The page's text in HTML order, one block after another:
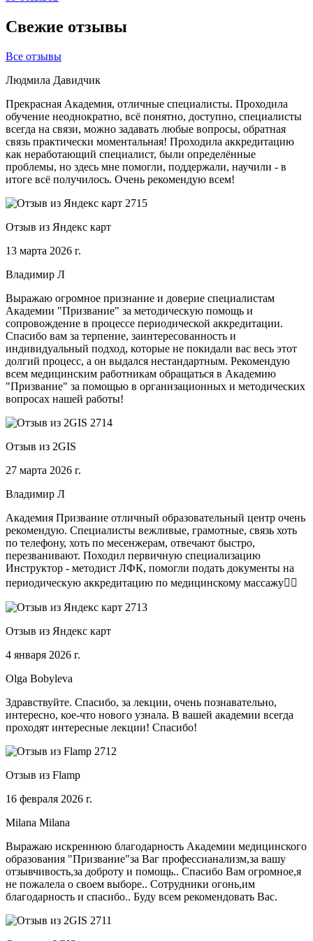
Свежие отзывы
Все отзывы
Людмила Давидчик
Прекрасная Академия, отличные специалисты. Проходила
обучение неоднократно, всё понятно, доступно, специалисты
всегда на связи, можно задавать любые вопросы, обратная
связь практически моментальная! Проходила аккредитацию
как неработающий специалист, были определённые
проблемы, но здесь мне помогли, поддержали, научили - в
итоге всё получилось. Очень рекомендую всем!
Отзыв из Яндекс карт
13 марта 2026 г.
Владимир Л
Выражаю огромное признание и доверие специалистам
Академии "Призвание" за методическую помощь и
сопровождение в процессе периодической аккредитации.
Спасибо вам за терпение, заинтересованность и
индивидуальный подход, которые не покидали вас весь этот
долгий процесс, а он выдался нестандартным. Рекомендую
всем медицинским работникам обращаться в Академию
"Призвание" за помощью в организационных и методических
вопросах нашей работы!
Отзыв из 2GIS
27 марта 2026 г.
Владимир Л
Академия Призвание отличный образовательный центр очень
рекомендую. Специалисты вежливые, грамотные, связь хоть
по телефону, хоть по месенжерам, отвечают быстро,
перезванивают. Походил первичную специализацию
Инструктор - методист ЛФК, помогли подать документы на
периодическую аккредитацию по медицинскому массажу🧑‍⚕️
Отзыв из Яндекс карт
4 января 2026 г.
Olga Bobyleva
Здравствуйте. Спасибо, за лекции, очень познавательно,
интересно, кое-что нового узнала. В вашей академии всегда
проходят интересные лекции! Спасибо!
Отзыв из Flamp
16 февраля 2026 г.
Milana Milana
Выражаю искреннюю благодарность Академии медицинского
образования "Призвание"за Ваг профессианализм,за вашу
отзывчивость,за доброту и помощь.. Спасибо Вам огромное,я
не пожалела о своем выборе.. Сотрудники огонь,им
благодарность и спасибо.. Буду всем рекомендовать Вас.